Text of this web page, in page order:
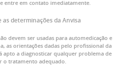
entre em contato imediatamente.
as determinações da Anvisa
devem ser usadas para automedicação e
as orientações dadas pelo profissional da
apto a diagnosticar qualquer problema de
o tratamento adequado.